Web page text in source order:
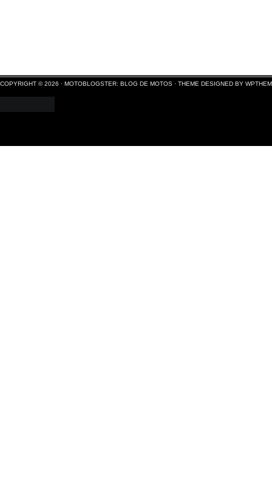
COPYRIGHT © 2026 · MOTOBLOGSTER: BLOG DE MOTOS · THEME DESIGNED BY